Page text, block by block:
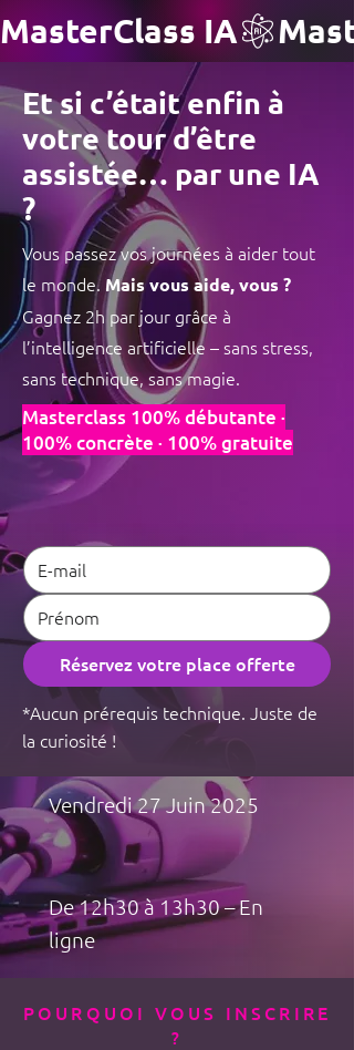
MasterClass IA
Et si c’était enfin à
votre tour d’être
assistée… par une IA
?
Vous passez vos journées à aider tout
le monde.Mais vous aide, vous ?
Gagnez 2h par jour grâce à
l’intelligence artificielle – sans stress,
sans technique, sans magie.
Masterclass 100% débutante ·
100% concrète · 100% gratuite
Réservez votre place offerte
*Aucun prérequis technique. Juste de
la curiosité !
Vendredi 27 Juin 2025
De 12h30 à 13h30 – En
ligne
POURQUOI VOUS INSCRIRE
?